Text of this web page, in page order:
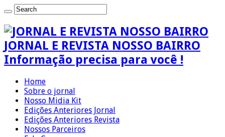
JORNAL E REVISTA NOSSO BAIRRO
Informação precisa para você !
Home
Sobre o jornal
Nosso Midia Kit
Edições Anteriores Jornal
Edições Anteriores Revista
Nossos Parceiros